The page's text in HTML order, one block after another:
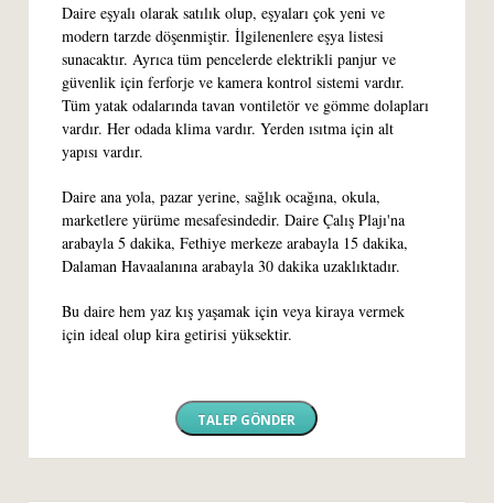
Daire eşyalı olarak satılık olup, eşyaları çok yeni ve
modern tarzde döşenmiştir. İlgilenenlere eşya listesi
sunacaktır. Ayrıca tüm pencelerde elektrikli panjur ve
güvenlik için ferforje ve kamera kontrol sistemi vardır.
Tüm yatak odalarında tavan vontiletör ve gömme dolapları
vardır. Her odada klima vardır. Yerden ısıtma için alt
yapısı vardır.
Daire ana yola, pazar yerine, sağlık ocağına, okula,
marketlere yürüme mesafesindedir. Daire Çalış Plajı'na
arabayla 5 dakika, Fethiye merkeze arabayla 15 dakika,
Dalaman Havaalanına arabayla 30 dakika uzaklıktadır.
Bu daire hem yaz kış yaşamak için veya kiraya vermek
için ideal olup kira getirisi yüksektir.
TALEP GÖNDER